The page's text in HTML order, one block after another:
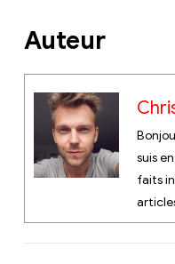
Auteur
suis
faits